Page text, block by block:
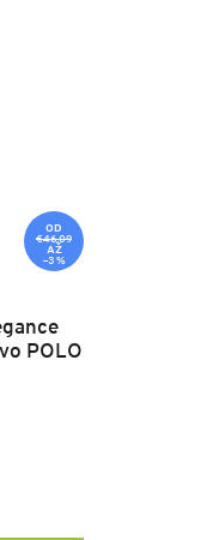
OD
€46,09
AŽ
–3 %
POLO